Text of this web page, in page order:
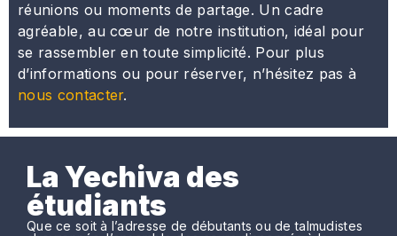
réunions ou moments de partage. Un cadre
agréable, au cœur de notre institution, idéal pour
se rassembler en toute simplicité. Pour plus
d’informations ou pour réserver, n’hésitez pas à
nous contacter.
La Yechiva des
étudiants
Que ce soit à l’adresse de débutants ou de talmudistes